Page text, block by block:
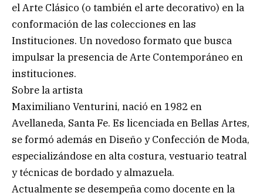
el Arte Clásico (o también el arte decorativo) en la
conformación de las colecciones en las
Instituciones. Un novedoso formato que busca
impulsar la presencia de Arte Contemporáneo en
instituciones.
Sobre la artista
Maximiliano Venturini, nació en 1982 en
Avellaneda, Santa Fe. Es licenciada en Bellas Artes,
se formó además en Diseño y Confección de Moda,
especializándose en alta costura, vestuario teatral
y técnicas de bordado y almazuela.
Actualmente se desempeña como docente en la